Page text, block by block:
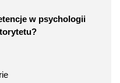
w psychologii